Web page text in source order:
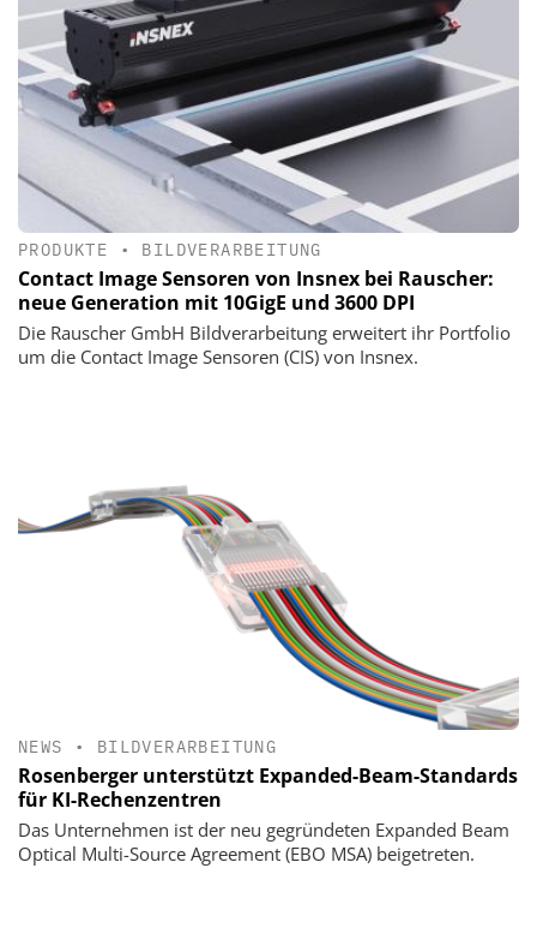
PRODUKTE • BILDVERARBEITUNG
Contact Image Sensoren von Insnex bei Rauscher:
neue Generation mit 10GigE und 3600 DPI
Die Rauscher GmbH Bildverarbeitung erweitert ihr Portfolio
um die Contact Image Sensoren (CIS) von Insnex.
NEWS • BILDVERARBEITUNG
Rosenberger unterstützt Expanded-Beam-Standards
für KI-Rechenzentren
Das Unternehmen ist der neu gegründeten Expanded Beam
Optical Multi-Source Agreement (EBO MSA) beigetreten.